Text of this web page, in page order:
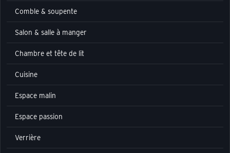
Comble & soupente
Salon & salle à manger
Chambre et tête de lit
Cuisine
Espace malin
Espace passion
Verrière